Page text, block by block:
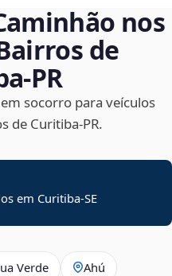
nos
de
socorro para veículos
de Curitiba‑PR.
em Curitiba-SE
Verde Ahú